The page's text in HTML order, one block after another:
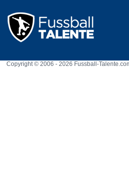
Copyright © 2006 - 2026 Fussball-